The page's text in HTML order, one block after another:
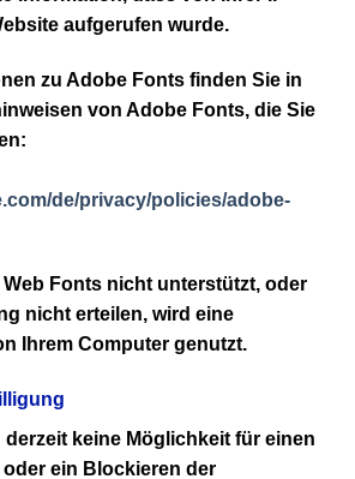
aufgerufen wurde.
zu Adobe Fonts finden Sie in
von Adobe Fonts, die Sie
de/privacy/policies/adobe-
Fonts nicht unterstützt, oder
nicht erteilen, wird eine
Ihrem Computer genutzt.
derzeit keine Möglichkeit für einen
ein Blockieren der